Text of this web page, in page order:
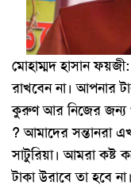
মোহাম্মদ হাসান
রাখবেন না। আপনার
কুরুণ আর নিজের জন্য
? আমাদের সন্তানরা
সাটুরিয়া। আমরা কষ্ট
টাকা উরাবে তা হবে